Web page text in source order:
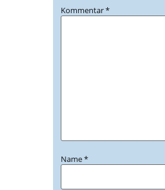
Kommentar*
Name*